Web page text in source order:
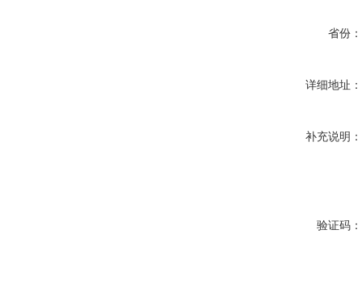
省份：
详细地址：
补充说明：
验证码：